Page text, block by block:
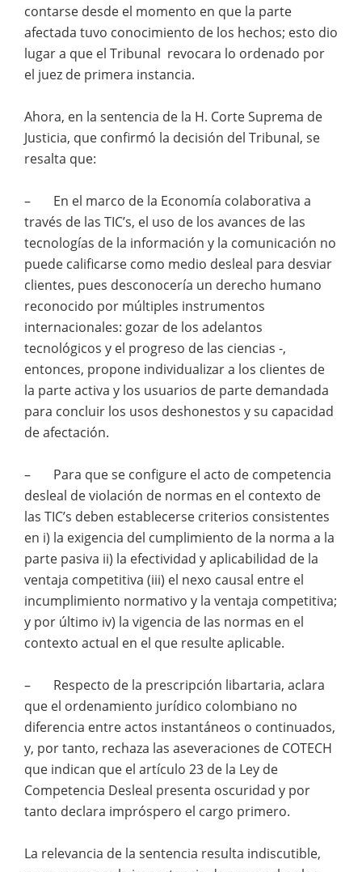
contarse desde el momento en que la parte
afectada tuvo conocimiento de los hechos; esto dio
lugar a que el Tribunal revocara lo ordenado por
el juez de primera instancia.
Ahora, en la sentencia de la H. Corte Suprema de
Justicia, que confirmó la decisión del Tribunal, se
resalta que:
– En el marco de la Economía colaborativa a
través de las TIC’s, el uso de los avances de las
tecnologías de la información y la comunicación no
puede calificarse como medio desleal para desviar
clientes, pues desconocería un derecho humano
reconocido por múltiples instrumentos
internacionales: gozar de los adelantos
tecnológicos y el progreso de las ciencias -,
entonces, propone individualizar a los clientes de
la parte activa y los usuarios de parte demandada
para concluir los usos deshonestos y su capacidad
de afectación.
– Para que se configure el acto de competencia
desleal de violación de normas en el contexto de
las TIC’s deben establecerse criterios consistentes
en i) la exigencia del cumplimiento de la norma a la
parte pasiva ii) la efectividad y aplicabilidad de la
ventaja competitiva (iii) el nexo causal entre el
incumplimiento normativo y la ventaja competitiva;
y por último iv) la vigencia de las normas en el
contexto actual en el que resulte aplicable.
– Respecto de la prescripción libartaria, aclara
que el ordenamiento jurídico colombiano no
diferencia entre actos instantáneos o continuados,
y, por tanto, rechaza las aseveraciones de COTECH
que indican que el artículo 23 de la Ley de
Competencia Desleal presenta oscuridad y por
tanto declara impróspero el cargo primero.
La relevancia de la sentencia resulta indiscutible,